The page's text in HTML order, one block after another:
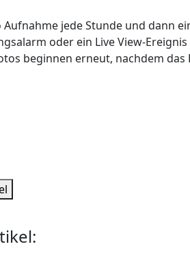
jede Stunde und dann
oder ein Live View-
beginnen erneut, nachdem